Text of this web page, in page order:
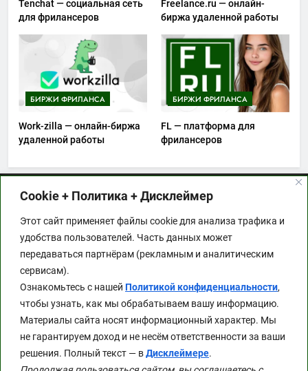
Cookie + Политика + Дисклеймер
Этот сайт применяет файлы cookie для анализа трафика и
удобства пользователей. Часть данных может
передаваться партнёрам (рекламным и аналитическим
сервисам).
Ознакомьтесь с нашей Политикой конфиденциальности,
чтобы узнать, как мы обрабатываем вашу информацию.
Материалы сайта носят информационный характер. Мы
не гарантируем доход и не несём ответственности за ваши
решения. Полный текст — вДисклеймере.
Tenchat — социальная сеть
для фрилансеров
Freelance.ru — онлайн-
биржа удаленной работы
БИРЖИ ФРИЛАНСА
Work-zilla — онлайн-биржа
удаленной работы
БИРЖИ ФРИЛАНСА
FL — платформа для
фрилансеров
трафика и удобства пользователей. Часть данных
может передаваться партнёрам (рекламным и
аналитическим сервисам). Ознакомьтесь с
нашейПолитикой конфиденциальности
узнать, как мы обрабатываем вашу
информацию.
Материалы сайта носят информационный
характер. Мы не гарантируем доход и не несём
ответственности за ваши решения. Полный текст